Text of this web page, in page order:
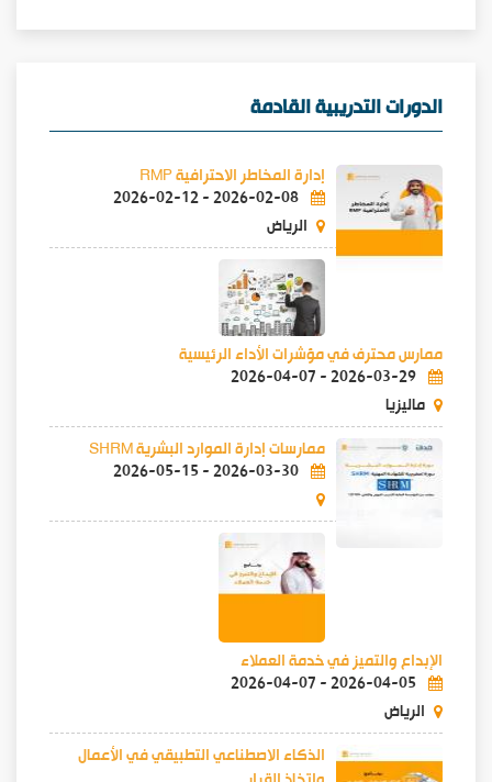
الدورات التدريبية القادمة
إدارة المخاطر الاحترافية RMP
2026-02-08
-
2026-02-12
الرياض
ممارس محترف في مؤشرات الأداء الرئيسية
2026-03-29
-
2026-04-07
ماليزيا
ممارسات إدارة الموارد البشرية SHRM
2026-03-30
-
2026-05-15
الإبداع والتميز في خدمة العملاء
2026-04-05
-
2026-04-07
الرياض
الذكاء الاصطناعي التطبيقي في الأعمال